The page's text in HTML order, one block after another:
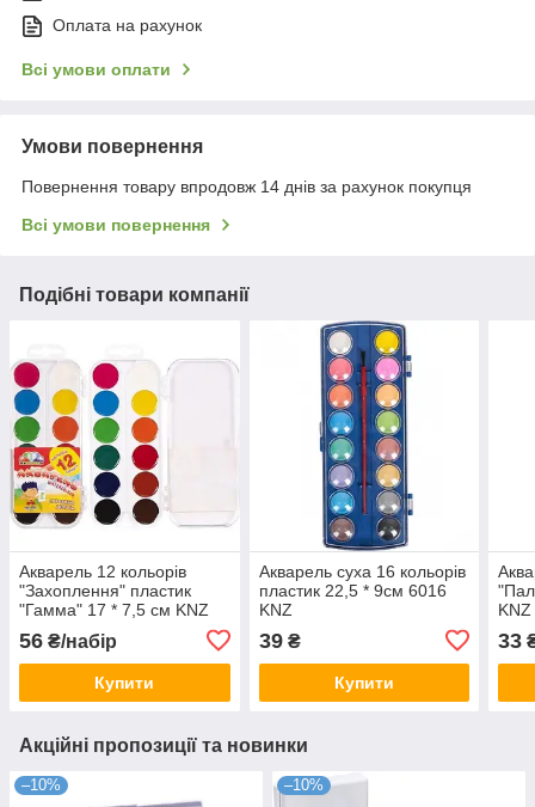
Оплата на рахунок
Всі умови оплати
Умови повернення
Повернення товару впродовж 14 днів за рахунок покупця
Всі умови повернення
Подібні товари компанії
Акварель 12 кольорів
"Захоплення" пластик
"Гамма" 17 * 7,5 см KNZ
56 ₴/набір
Купити
Акварель суха 16 кольорів
пластик 22,5 * 9см 6016
KNZ
39₴
Купити
KNZ
33
Акційні пропозиції та новинки
–10% –10%